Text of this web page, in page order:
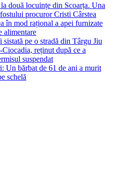
două locuințe din Scoarța. Una
procuror Cristi Cârstea
în mod rațional a apei furnizate
alimentare
sistată pe o stradă din Târgu Jiu
reținut după ce a
suspendat
Un bărbat de 61 de ani a murit
schelă